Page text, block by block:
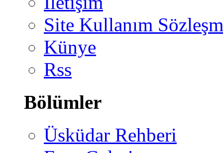
Site Kullanım
Künye
Rss
Bölümler
Üsküdar Rehberi